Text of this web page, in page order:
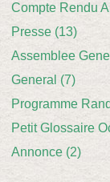
Compte Rendu
Presse (13)
Assemblee
General (7)
Programme
Petit Glossaire
Annonce (2)